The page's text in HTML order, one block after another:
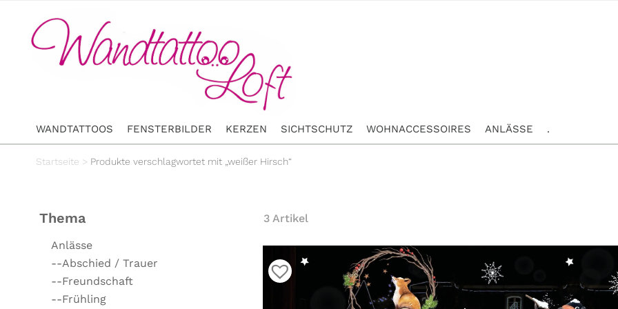
WANDTATTOOS FENSTERBILDER KERZEN SICHTSCHUTZ WOHNACCESSOIRES ANLÄSSE .
Startseite > Produkte verschlagwortet mit „weißer Hirsch“
Thema
Anlässe
--Abschied / Trauer
--Freundschaft
--Frühling
3 Artikel